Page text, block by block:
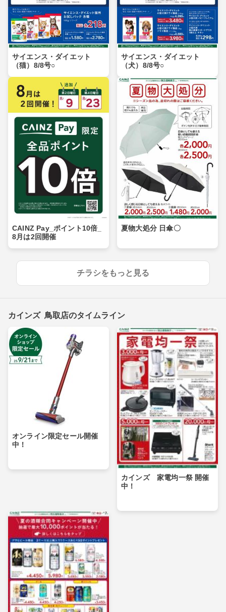
サイエンス・ダイエット
（猫）8/8号○
サイエンス・ダイエット
（犬）8/8号○
CAINZ Pay_ポイント10倍_
8月は2回開催
夏物大処分 日傘〇
チラシをもっと見る
カインズ 鳥取店のタイムライン
オンライン限定セール開催
中！
カインズ 家電均一祭 開催
中！